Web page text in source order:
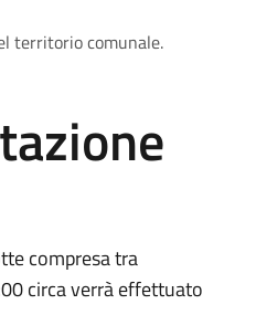
territorio comunale.
compresa tra
circa verrà effettuato